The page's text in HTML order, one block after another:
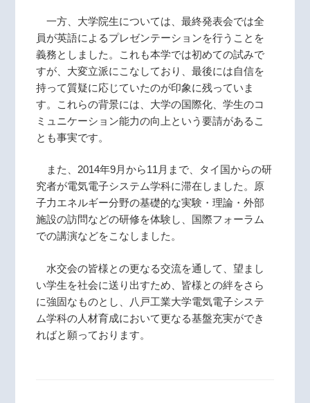
一方、大学院生については、最終発表会では全
員が英語によるプレゼンテーションを行うことを
義務としました。これも本学では初めての試みで
すが、大変立派にこなしており、最後には自信を
持って質疑に応じていたのが印象に残っていま
す。これらの背景には、大学の国際化、学生のコ
ミュニケーション能力の向上という要請があるこ
とも事実です。
また、2014年9月から11月まで、タイ国からの研
究者が電気電子システム学科に滞在しました。原
子力エネルギー分野の基礎的な実験・理論・外部
施設の訪問などの研修を体験し、国際フォーラム
での講演などをこなしました。
水交会の皆様との更なる交流を通して、望まし
い学生を社会に送り出すため、皆様との絆をさら
に強固なものとし、八戸工業大学電気電子システ
ム学科の人材育成において更なる基盤充実ができ
ればと願っております。